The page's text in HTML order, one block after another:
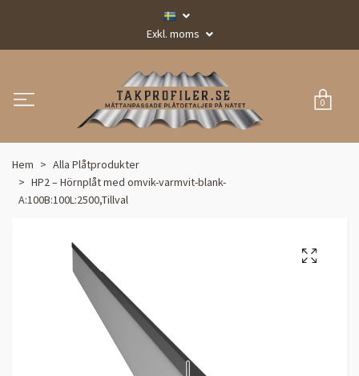
Exkl. moms
0
Hem
Alla Plåtprodukter
HP2 – Hörnplåt med omvik-varmvit-blank-
A:100B:100L:2500,Tillval